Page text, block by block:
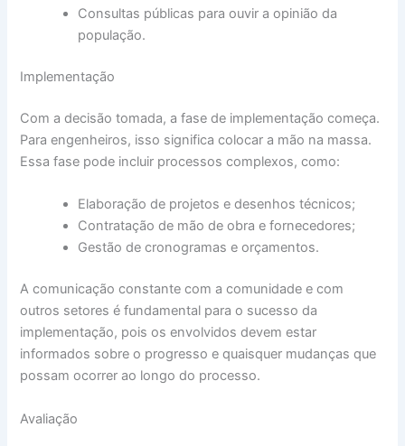
Consultas públicas para ouvir a opinião da
população.
Implementação
Com a decisão tomada, a fase de implementação começa.
Para engenheiros, isso significa colocar a mão na massa.
Essa fase pode incluir processos complexos, como:
Elaboração de projetos e desenhos técnicos;
Contratação de mão de obra e fornecedores;
Gestão de cronogramas e orçamentos.
A comunicação constante com a comunidade e com
outros setores é fundamental para o sucesso da
implementação, pois os envolvidos devem estar
informados sobre o progresso e quaisquer mudanças que
possam ocorrer ao longo do processo.
Avaliação